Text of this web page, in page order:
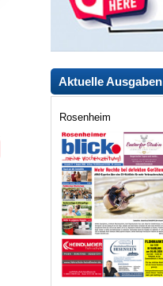
Aktuelle Ausgaben
Rosenheim